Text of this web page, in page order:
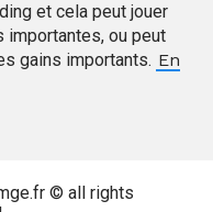
et cela peut jouer
importantes, ou peut
gains importants. En
© all rights